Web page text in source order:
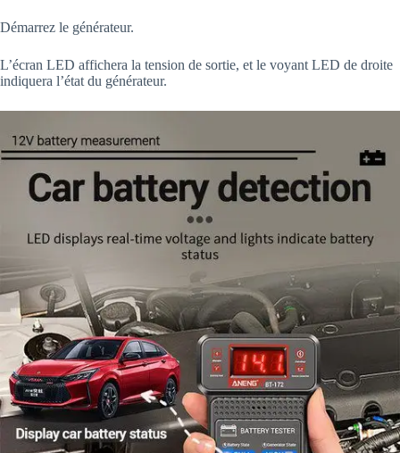
Démarrez le générateur.
L’écran LED affichera la tension de sortie, et le voyant LED de droite
indiquera l’état du générateur.